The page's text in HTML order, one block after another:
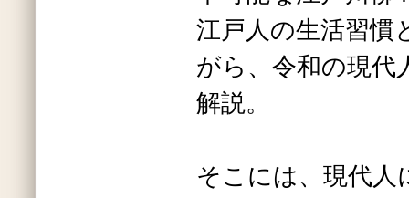
江戸人の生活習慣
がら、令和の現代
解説。
そこには、現代人